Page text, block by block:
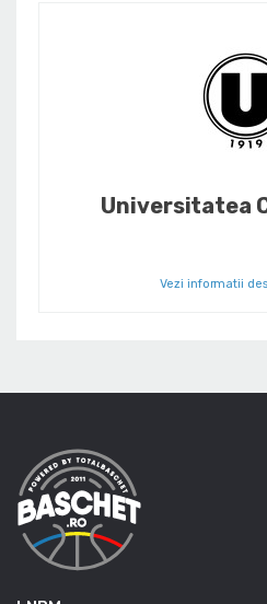
Universitatea
Vezi informatii